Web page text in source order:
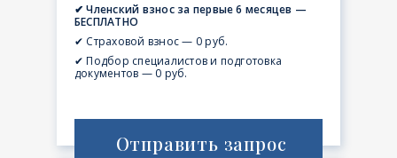
✔ Членский взнос за первые 6 месяцев —
БЕСПЛАТНО
✔ Страховой взнос — 0 руб.
✔ Подбор специалистов и подготовка
документов — 0 руб.
Отправить запрос